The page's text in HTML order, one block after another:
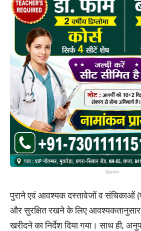
विज्ञापन
पुराने एवं आवश्यक दस्तावेजों व संचिकाओं
और सुरक्षित रखने के लिए
खरीदने का निर्देश दिया गया। साथ ही,